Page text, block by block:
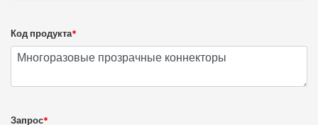
Код продукта*
Запрос*